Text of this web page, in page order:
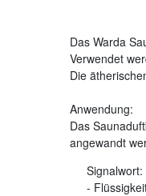
Das Warda
Verwendet
Die
Anwendung:
Das
angewandt
Signalwort:
-